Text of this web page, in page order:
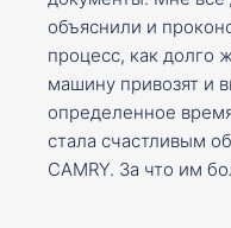
объяснили и
процесс, как долго
машину привозят и
определенное
стала счастливым
CAMRY. За что им